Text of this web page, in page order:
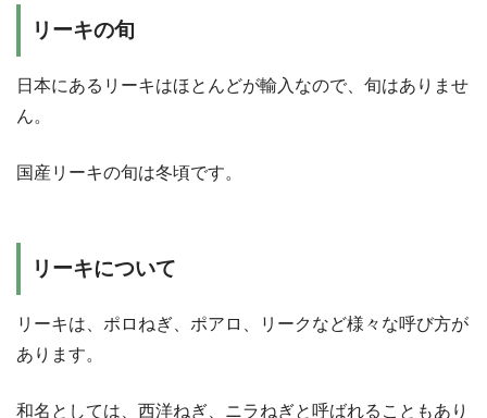
リーキの旬
日本にあるリーキはほとんどが輸入なので、旬はありませ
ん。
国産リーキの旬は冬頃です。
リーキについて
リーキは、ポロねぎ、ポアロ、リークなど様々な呼び方が
あります。
和名としては、西洋ねぎ、ニラねぎと呼ばれることもあり